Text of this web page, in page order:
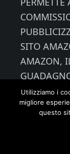
SITO
AMAZON,
IDONEO.
Utilizziamo i
migliore
questo